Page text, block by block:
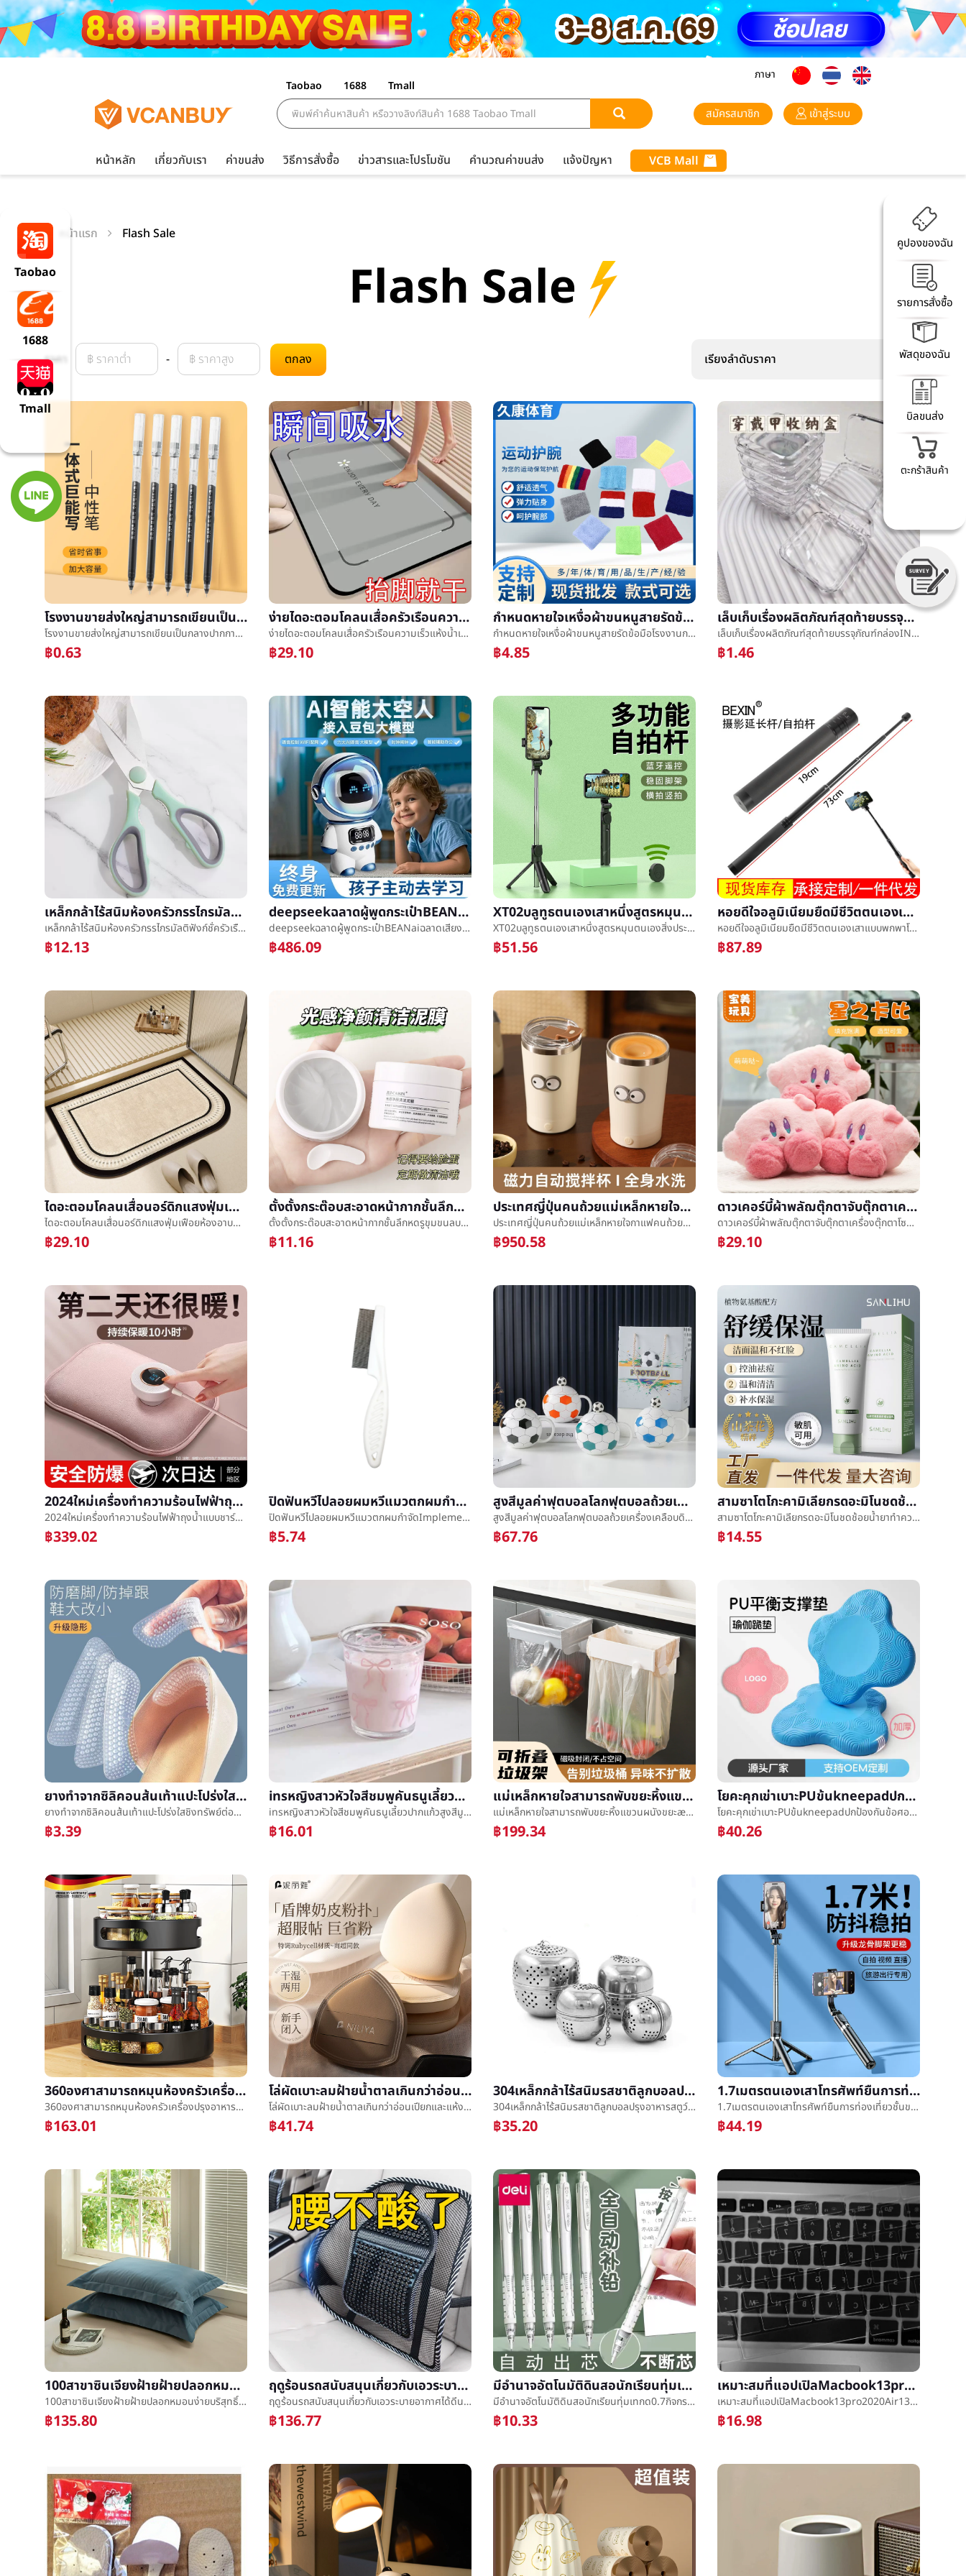
Taobao
1688
Tmall
คูปองของฉัน
รายการสั่งซื้อ
พัสดุของฉัน
บิลขนส่ง
ตะกร้าสินค้า
ภาษา
Taobao 1688 Tmall
สมัครสมาชิก เข้าสู่ระบบ
หน้าหลัก เกี่ยวกับเรา ค่าขนส่ง วิธีการสั่งซื้อ ข่าวสารและโปรโมชัน คำนวณค่าขนส่ง แจ้งปัญหา VCB Mall
หน้าแรก Flash Sale
Flash Sale
ราคา - ตกลง เรียงลำดับราคา
โรงงานขายส่งใหญ่สามารถเขียนเป็นกลางปากกาทั้งสิ้นหลอดเข็ม0.5mmความจุสูงæ°´ปากกาคาร์บอนปากกาสำนักงานนักเรียนการตรวจสอบ
โรงงานขายส่งใหญ่สามารถเขียนเป็นกลางปากกาทั้งสิ้นหลอดเข็ม0.5mmความจุสูงæ°´ปากกาคาร์บอนปากกาสำนักงานนักเรียนการตรวจสอบ
฿0.63
ง่ายไดอะตอมโคลนเสื่อครัวเรือนความเร็วแห้งน้ำเบาะห้องน้ำทางเข้าประตูé²æ»เบาะต้านทานสกปรกง่ายดูแลเท้าเบาะ
ง่ายไดอะตอมโคลนเสื่อครัวเรือนความเร็วแห้งน้ำเบาะห้องน้ำทางเข้าประตูé²æ»เบาะต้านทานสกปรกง่ายดูแลเท้าเบาะ
฿29.10
กำหนดหายใจเหงื่อผ้าขนหนูสายรัดข้อมือโรงงานการเคลื่อนไหวเพาะกายฟิตเนสการผลักเบาๆบาสเกตบอลสายรัดข้อมือระบายอากาศได้ดีฝ้ายการเคลื่อนไหวสายรัดข้อมือ
กำหนดหายใจเหงื่อผ้าขนหนูสายรัดข้อมือโรงงานการเคลื่อนไหวเพาะกายฟิตเนสการผลักเบาๆบาสเกตบอลสายรัดข้อมือระบายอากาศได้ดีฝ้ายการเคลื่อนไหวสายรัดข้อมือ
฿4.85
เล็บเก็บเรื่องผลิตภัณฑ์สุดท้ายบรรจุภัณฑ์กล่องINSลมชั้นวางของกล่องแต่งตัวเกราะชั้นวางของกล่องโปร่งใสเกราะçกล่องขายส่ง
เล็บเก็บเรื่องผลิตภัณฑ์สุดท้ายบรรจุภัณฑ์กล่องINSลมชั้นวางของกล่องแต่งตัวเกราะชั้นวางของกล่องโปร่งใสเกราะçกล่องขายส่ง
฿1.46
เหล็กกล้าไร้สนิมห้องครัวกรรไกรมัลติฟังก์ชั่ครัวเรือนเหล็กกล้าไร้สนิมกรรไกรไก่กระดูกกรรไกรเมล็ดถั่ววอลนัทå¤¹กรรไกร
เหล็กกล้าไร้สนิมห้องครัวกรรไกรมัลติฟังก์ชั่ครัวเรือนเหล็กกล้าไร้สนิมกรรไกรไก่กระดูกกรรไกรเมล็ดถั่ววอลนัทå¤¹กรรไกร
฿12.13
deepseekฉลาดผู้พูดกระเป๋าBEANaiฉลาดเสียงaiใหญ่แบบกระเป๋าBEANพูดคุยหุ่นยนต์บลูทูธเสียง
deepseekฉลาดผู้พูดกระเป๋าBEANaiฉลาดเสียงaiใหญ่แบบกระเป๋าBEANพูดคุยหุ่นยนต์บลูทูธเสียง
฿486.09
XT02บลูทูธตนเองเสาหนึ่งสูตรหมุนตนเองสิ่งประดิษฐ์โทรศัพท์สากลวีดีโอมีชีวิตขาตั้งตนเองเสา
XT02บลูทูธตนเองเสาหนึ่งสูตรหมุนตนเองสิ่งประดิษฐ์โทรศัพท์สากลวีดีโอมีชีวิตขาตั้งตนเองเสา
฿51.56
หอยดีใจอลูมิเนียมยืดมีชีวิตตนเองเสาแบบพกพาโทรศัพท์ถ่ายภาพการถ่ายภาพขยายออกเสามือถือถ่ายภาพยืนเสา
หอยดีใจอลูมิเนียมยืดมีชีวิตตนเองเสาแบบพกพาโทรศัพท์ถ่ายภาพการถ่ายภาพขยายออกเสามือถือถ่ายภาพยืนเสา
฿87.89
ไดอะตอมโคลนเสื่อนอร์ดิกแสงฟุ่มเฟือยห้องอาบน้ำทางเข้าประตูน้ำความเร็วแห้งง่ายดูแลออตโตครัวเรือนลื่นต้านทานสกปรกเสื่อ
ไดอะตอมโคลนเสื่อนอร์ดิกแสงฟุ่มเฟือยห้องอาบน้ำทางเข้าประตูน้ำความเร็วแห้งง่ายดูแลออตโตครัวเรือนลื่นต้านทานสกปรกเสื่อ
฿29.10
ตั้งตั้งกระต๊อบสะอาดหน้ากากชั้นลึกหดรูขุมขนลบสิวหัวดำสิวชายและหญิงน้ำมันผิวการเสริมกำลังละเลงสูตรโคลนเยื่อหุ้มเซลล์
ตั้งตั้งกระต๊อบสะอาดหน้ากากชั้นลึกหดรูขุมขนลบสิวหัวดำสิวชายและหญิงน้ำมันผิวการเสริมกำลังละเลงสูตรโคลนเยื่อหุ้มเซลล์
฿11.16
ประเทศญี่ปุ่นคนถ้วยแม่เหล็กหายใจกาแฟคนถ้วยการชาร์จไฟสะดวกสบายอย่างง่ายดายถ้วยเหล็กกล้าไร้สนิมถ้วยå­อัตโนมัติคนæ°´ถ้วย
ประเทศญี่ปุ่นคนถ้วยแม่เหล็กหายใจกาแฟคนถ้วยการชาร์จไฟสะดวกสบายอย่างง่ายดายถ้วยเหล็กกล้าไร้สนิมถ้วยå­อัตโนมัติคนæ°´ถ้วย
฿950.58
ดาวเคอร์บี้ผ้าพลัฌตุ๊กตาจับตุ๊กตาเครื่องตุ๊กตาโซฟาหมอนหมอนวันเด็กของขวัญ
ดาวเคอร์บี้ผ้าพลัฌตุ๊กตาจับตุ๊กตาเครื่องตุ๊กตาโซฟาหมอนหมอนวันเด็กของขวัญ
฿29.10
2024ใหม่เครื่องทำความร้อนไฟฟ้าถุงน้ำแบบชาร์จไฟได้อบอุ่นมือสมบัติอบอุ่นถุงน้ำการระเบิดการบีบอัดที่ร้อนท้องเตียงทุ่มเทอบอุ่นสมบัติสมบัติ
2024ใหม่เครื่องทำความร้อนไฟฟ้าถุงน้ำแบบชาร์จไฟได้อบอุ่นมือสมบัติอบอุ่นถุงน้ำการระเบิดการบีบอัดที่ร้อนท้องเตียงทุ่มเทอบอุ่นสมบัติสมบัติ
฿339.02
ปิดฟันหวีไปลอยผมหวีแมวตกผมกำจัดImplementแมวåªยกเว้นแสดงหวีå­สุนัขสุนัขยกเว้นกระโดดแสดงเหาสัตว์เลี้ยงบทความ
ปิดฟันหวีไปลอยผมหวีแมวตกผมกำจัดImplementแมวåªยกเว้นแสดงหวีå­สุนัขสุนัขยกเว้นกระโดดแสดงเหาสัตว์เลี้ยงบทความ
฿5.74
สูงสีมูลค่าฟุตบอลโลกฟุตบอลถ้วยเครื่องเคลือบดินเผาถ้วยวงดนตรีปกกีฬาของที่ระลึกเทห์ฟากฟ้าถ้วยæ°´ถ้วยé©¬åถ้วยสหายมือพิธี
สูงสีมูลค่าฟุตบอลโลกฟุตบอลถ้วยเครื่องเคลือบดินเผาถ้วยวงดนตรีปกกีฬาของที่ระลึกเทห์ฟากฟ้าถ้วยæ°´ถ้วยé©¬åถ้วยสหายมือพิธี
฿67.76
สามซาโตโกะคามิเลียกรดอะมิโนชดช้อยน้ำยาทำความสะอาดนาทีกล้ามเนื้อปานกลางไม่กระตุ้นสะอาดการควบคุมน้ำมันการชำระล้างน้ำยาทำความสะอาด
สามซาโตโกะคามิเลียกรดอะมิโนชดช้อยน้ำยาทำความสะอาดนาทีกล้ามเนื้อปานกลางไม่กระตุ้นสะอาดการควบคุมน้ำมันการชำระล้างน้ำยาทำความสะอาด
฿14.55
ยางทำจากซิลิคอนส้นเท้าแปะโปร่งใสชิงทรัพย์ต่อต้านตกด้วยé«ด้วยéด้านหลังด้วยแปะพื้นในเรืองเท้าหญิงต่อต้านโรงสีเท้าสิ่งประดิษฐ์åด้วย
ยางทำจากซิลิคอนส้นเท้าแปะโปร่งใสชิงทรัพย์ต่อต้านตกด้วยé«ด้วยéด้านหลังด้วยแปะพื้นในเรืองเท้าหญิงต่อต้านโรงสีเท้าสิ่งประดิษฐ์åด้วย
฿3.39
insหญิงสาวหัวใจสีชมพูคันธนูเลี้ยวปากแก้วสูงสีมูลค่าสูงæ¸©ฟางข้าวถ้วยหวานนมถ้วย
insหญิงสาวหัวใจสีชมพูคันธนูเลี้ยวปากแก้วสูงสีมูลค่าสูงæ¸©ฟางข้าวถ้วยหวานนมถ้วย
฿16.01
แม่เหล็กหายใจสามารถพับขยะหิ้งแขวนผนังขยะæ¡¶ที่แขวนอยู่ตู้ห้องน้ำสก์ท็อปพับชั้นวางของขยะè¢æ¯หิ้ง
แม่เหล็กหายใจสามารถพับขยะหิ้งแขวนผนังขยะæ¡¶ที่แขวนอยู่ตู้ห้องน้ำสก์ท็อปพับชั้นวางของขยะè¢æ¯หิ้ง
฿199.34
โยคะคุกเข่าเบาะPUข้นkneepadปกป้องกันข้อศอกè½¯เบาะการเคลื่อนไหวแบนสนับสนุนเบาะช้าดีดกลับลื่นpuคุกเข่าเบาะ
โยคะคุกเข่าเบาะPUข้นkneepadปกป้องกันข้อศอกè½¯เบาะการเคลื่อนไหวแบนสนับสนุนเบาะช้าดีดกลับลื่นpuคุกเข่าเบาะ
฿40.26
360องศาสามารถหมุนห้องครัวเครื่องปรุงอาหารที่ราบสูงมีทางขึ้นลาดชันเกลือน้ำมันซอสขวดน้ำส้มสายชูครัวเรือนรอบชั้นวางของกล่องห้องครัวเล็กเครื่องมือ
360องศาสามารถหมุนห้องครัวเครื่องปรุงอาหารที่ราบสูงมีทางขึ้นลาดชันเกลือน้ำมันซอสขวดน้ำส้มสายชูครัวเรือนรอบชั้นวางของกล่องห้องครัวเล็กเครื่องมือ
฿163.01
โล่ผัดเบาะลมฝ้ายน้ำตาลเกินกว่าอ่อนเปียกและแห้งคู่อย่ากินผงผงåºæ¶²ผงé¥¼ทุ่มเทฝ้ายน้ำตาลผัด
โล่ผัดเบาะลมฝ้ายน้ำตาลเกินกว่าอ่อนเปียกและแห้งคู่อย่ากินผงผงåºæ¶²ผงé¥¼ทุ่มเทฝ้ายน้ำตาลผัด
฿41.74
304เหล็กกล้าไร้สนิมรสชาติลูกบอลปรุงอาหารสตูว์ถุงปรุงรสชงชาลูกบอลสตูว์เครื่องเทศกล่องชากรองหมักลูกบอล
304เหล็กกล้าไร้สนิมรสชาติลูกบอลปรุงอาหารสตูว์ถุงปรุงรสชงชาลูกบอลสตูว์เครื่องเทศกล่องชากรองหมักลูกบอล
฿35.20
1.7เมตรตนเองเสาโทรศัพท์ยืนการท่องเที่ยวชั้นขาตั้งการถ่ายภาพมีชีวิตสิ่งประดิษฐ์สากล360องศาสามารถหมุน
1.7เมตรตนเองเสาโทรศัพท์ยืนการท่องเที่ยวชั้นขาตั้งการถ่ายภาพมีชีวิตสิ่งประดิษฐ์สากล360องศาสามารถหมุน
฿44.19
100สาขาซินเจียงฝ้ายฝ้ายปลอกหมอนง่ายบริสุทธิ์Moมีตัณหาสีฝ้ายเตียงเดียวหมอนหมวก
100สาขาซินเจียงฝ้ายฝ้ายปลอกหมอนง่ายบริสุทธิ์Moมีตัณหาสีฝ้ายเตียงเดียวหมอนหมวก
฿135.80
ฤดูร้อนรถสนับสนุนเกี่ยวกับเอวระบายอากาศได้ดีนวดที่นั่งการขับขี่สิ่งประดิษฐ์ผ้าไหมน้ำแข็งเขนยสนับสนุนพนักพิงสำนักงานป้องกันเอวมอบความไว้วางใจ
ฤดูร้อนรถสนับสนุนเกี่ยวกับเอวระบายอากาศได้ดีนวดที่นั่งการขับขี่สิ่งประดิษฐ์ผ้าไหมน้ำแข็งเขนยสนับสนุนพนักพิงสำนักงานป้องกันเอวมอบความไว้วางใจ
฿136.77
มีอำนาจอัตโนมัติดินสอนักเรียนทุ่มเทกด0.7กิจกรรมดินสอชดใช้กำท่าทางSH103อัตโนมัติปากกาขายส่ง
มีอำนาจอัตโนมัติดินสอนักเรียนทุ่มเทกด0.7กิจกรรมดินสอชดใช้กำท่าทางSH103อัตโนมัติปากกาขายส่ง
฿10.33
เหมาะสมที่แอปเปิลMacbook13pro2020Air13นาโนต้านเชื้อแบคทีเรียtpuสมุดบันทึกแป้นพิมพ์ฟิล์มป้องกัน
เหมาะสมที่แอปเปิลMacbook13pro2020Air13นาโนต้านเชื้อแบคทีเรียtpuสมุดบันทึกแป้นพิมพ์ฟิล์มป้องกัน
฿16.98